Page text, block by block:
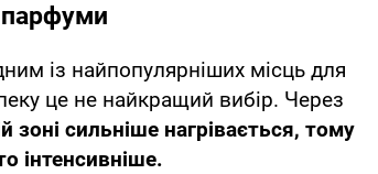
із найпопулярніших місць для
це не найкращий вибір. Через
зоні сильніше нагрівається, тому
інтенсивніше.